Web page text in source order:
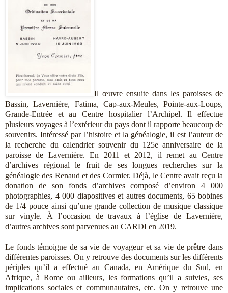
Il œuvre ensuite dans les paroisses de
Bassin, Lavernière, Fatima, Cap-aux-Meules, Pointe-aux-Loups,
Grande-Entrée et au Centre hospitalier l’Archipel. Il effectue
plusieurs voyages à l’extérieur du pays dont il rapporte beaucoup de
souvenirs. Intéressé par l’histoire et la généalogie, il est l’auteur de
la recherche du calendrier souvenir du 125e anniversaire de la
paroisse de Lavernière. En 2011 et 2012, il remet au Centre
d’archives régional le fruit de ses longues recherches sur la
généalogie des Renaud et des Cormier. Déjà, le Centre avait reçu la
donation de son fonds d’archives composé d’environ 4 000
photographies, 4 000 diapositives et autres documents, 65 bobines
de 1/4 pouce ainsi qu’une grande collection de musique classique
sur vinyle. À l’occasion de travaux à l’église de Lavernière,
d’autres archives sont parvenues au CARDI en 2019.
Le fonds témoigne de sa vie de voyageur et sa vie de prêtre dans
différentes paroisses. On y retrouve des documents sur les différents
périples qu’il a effectué au Canada, en Amérique du Sud, en
Afrique, à Rome ou ailleurs, les formations qu’il a suivies, ses
implications sociales et communautaires, etc. On y retrouve une